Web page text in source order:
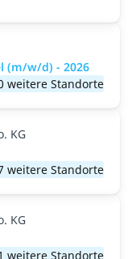
(m/w/d) - 2026
weitere Standorte
KG
weitere Standorte
KG
weitere Standorte